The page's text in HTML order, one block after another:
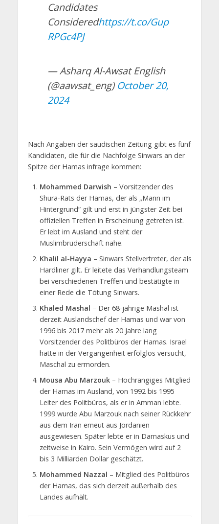
Candidates
Consideredhttps://t.co/Gup
RPGc4PJ
— Asharq Al-Awsat English
(@aawsat_eng) October 20,
2024
Nach Angaben der saudischen Zeitung gibt es fünf
Kandidaten, die für die Nachfolge Sinwars an der
Spitze der Hamas infrage kommen:
Mohammed Darwish – Vorsitzender des
Shura-Rats der Hamas, der als „Mann im
Hintergrund“ gilt und erst in jüngster Zeit bei
offiziellen Treffen in Erscheinung getreten ist.
Er lebt im Ausland und steht der
Muslimbruderschaft nahe.
Khalil al-Hayya – Sinwars Stellvertreter, der als
Hardliner gilt. Er leitete das Verhandlungsteam
bei verschiedenen Treffen und bestätigte in
einer Rede die Tötung Sinwars.
Khaled Mashal – Der 68-jährige Mashal ist
derzeit Auslandschef der Hamas und war von
1996 bis 2017 mehr als 20 Jahre lang
Vorsitzender des Politbüros der Hamas. Israel
hatte in der Vergangenheit erfolglos versucht,
Maschal zu ermorden.
Mousa Abu Marzouk– Hochrangiges Mitglied
der Hamas im Ausland, von 1992 bis 1995
Leiter des Politbüros, als er in Amman lebte.
1999 wurde Abu Marzouk nach seiner Rückkehr
aus dem Iran erneut aus Jordanien
ausgewiesen. Später lebte er in Damaskus und
zeitweise in Kairo. Sein Vermögen wird auf 2
bis 3 Milliarden Dollar geschätzt.
Mohammed Nazzal – Mitglied des Politbüros
der Hamas, das sich derzeit außerhalb des
Landes aufhält.